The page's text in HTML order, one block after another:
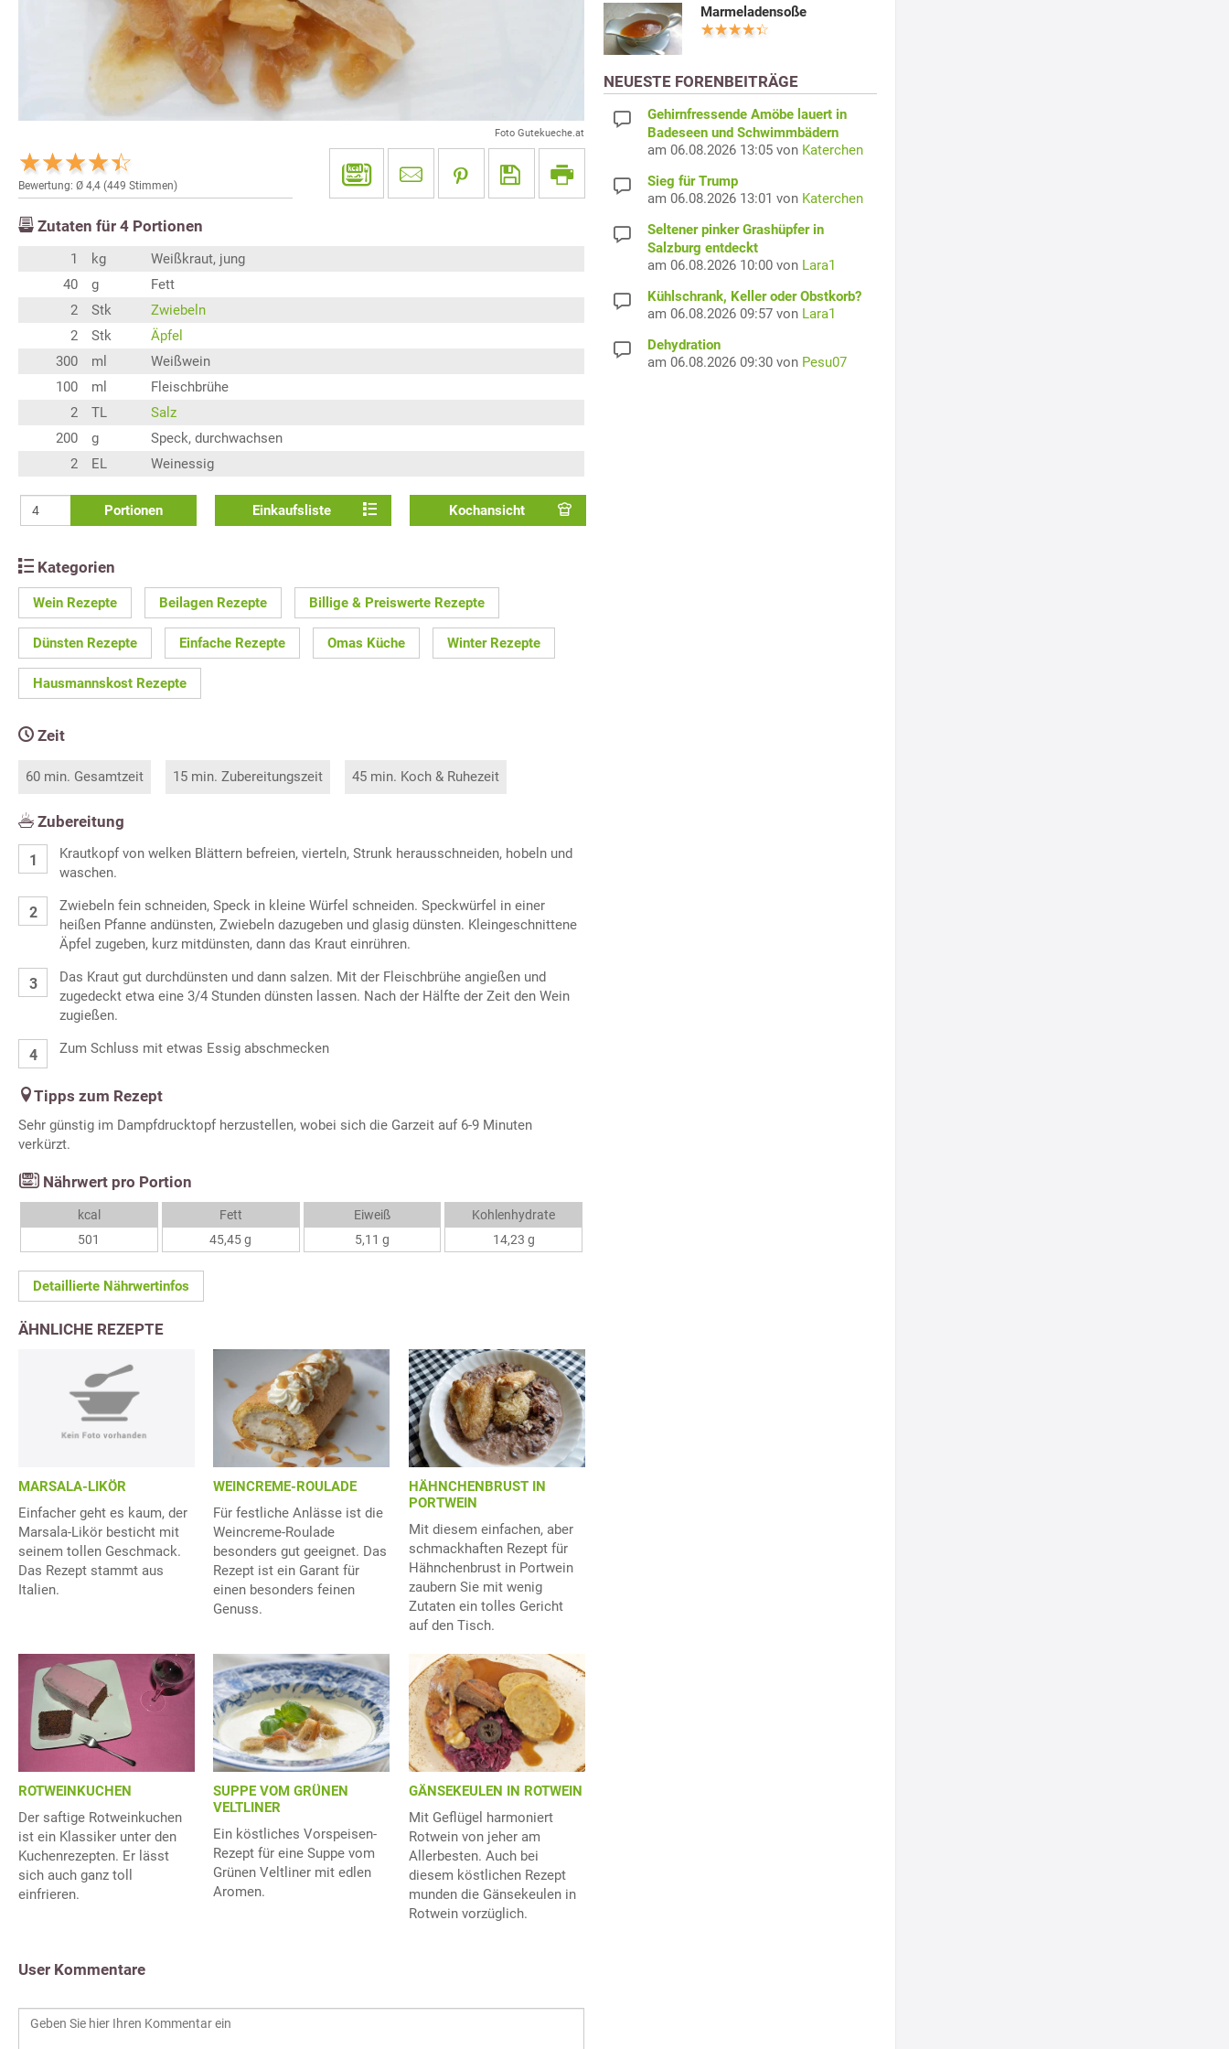
Foto Gutekueche.at
Bewertung: Ø 4,4 (449 Stimmen)
Zutaten für 4 Portionen
1 kg
Weißkraut, jung
40
g
Fett
2
Stk
Zwiebeln
2
Stk
Äpfel
300
ml
Weißwein
100
ml
Fleischbrühe
2
TL
Salz
200
g
Speck, durchwachsen
2
EL Weinessig
Portionen Einkaufsliste Kochansicht
Kategorien
Wein Rezepte Beilagen Rezepte Billige & Preiswerte Rezepte
Dünsten Rezepte Einfache Rezepte Omas Küche Winter Rezepte
Hausmannskost Rezepte
Zeit
60 min. Gesamtzeit 15 min. Zubereitungszeit 45 min. Koch & Ruhezeit
Zubereitung
Krautkopf von welken Blättern befreien, vierteln, Strunk herausschneiden, hobeln und
waschen.
Zwiebeln fein schneiden, Speck in kleine Würfel schneiden. Speckwürfel in einer
heißen Pfanne andünsten, Zwiebeln dazugeben und glasig dünsten. Kleingeschnittene
Äpfel zugeben, kurz mitdünsten, dann das Kraut einrühren.
Das Kraut gut durchdünsten und dann salzen. Mit der Fleischbrühe angießen und
zugedeckt etwa eine 3/4 Stunden dünsten lassen. Nach der Hälfte der Zeit den Wein
zugießen.
Zum Schluss mit etwas Essig abschmecken
Tipps zum Rezept
Sehr günstig im Dampfdrucktopf herzustellen, wobei sich die Garzeit auf 6-9 Minuten
verkürzt.
Nährwert pro Portion
kcal
501
Fett
45,45 g
Eiweiß
5,11 g
Kohlenhydrate
14,23 g
Detaillierte Nährwertinfos
ÄHNLICHE REZEPTE
MARSALA-LIKÖR
Einfacher geht es kaum, der
Marsala-Likör besticht mit
seinem tollen Geschmack.
Das Rezept stammt aus
Italien.
WEINCREME-ROULADE
Für festliche Anlässe ist die
Weincreme-Roulade
besonders gut geeignet. Das
Rezept ist ein Garant für
einen besonders feinen
Genuss.
HÄHNCHENBRUST IN
PORTWEIN
Mit diesem einfachen, aber
schmackhaften Rezept für
Hähnchenbrust in Portwein
zaubern Sie mit wenig
Zutaten ein tolles Gericht
auf den Tisch.
ROTWEINKUCHEN
Der saftige Rotweinkuchen
ist ein Klassiker unter den
Kuchenrezepten. Er lässt
sich auch ganz toll
einfrieren.
SUPPE VOM GRÜNEN
VELTLINER
Ein köstliches Vorspeisen-
Rezept für eine Suppe vom
Grünen Veltliner mit edlen
Aromen.
GÄNSEKEULEN IN ROTWEIN
Mit Geflügel harmoniert
Rotwein von jeher am
Allerbesten. Auch bei
diesem köstlichen Rezept
munden die Gänsekeulen in
Rotwein vorzüglich.
User Kommentare
Marmeladensoße
NEUESTE FORENBEITRÄGE
Gehirnfressende Amöbe lauert in
Badeseen und Schwimmbädern
am 06.08.2026 13:05 von Katerchen
Sieg für Trump
am 06.08.2026 13:01 von Katerchen
Seltener pinker Grashüpfer in
Salzburg entdeckt
am 06.08.2026 10:00 von Lara1
Kühlschrank, Keller oder Obstkorb?
am 06.08.2026 09:57 von Lara1
Dehydration
am 06.08.2026 09:30 von Pesu07